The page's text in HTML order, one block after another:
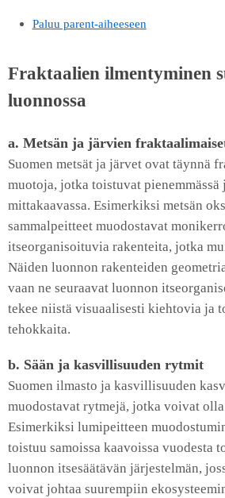
Paluu parent-aiheeseen
Fraktaalien ilmentyminen
luonnossa
a. Metsän ja järvien
Suomen metsät ja järvet ovat täynnä
muotoja, jotka toistuvat pienemmässä
mittakaavassa. Esimerkiksi metsän
sammalpeitteet muodostavat
itseorganisoituvia rakenteita, jotka
Näiden luonnon rakenteiden
vaan ne seuraavat luonnon
tekee niistä visuaalisesti kiehtovia ja
tehokkaita.
b. Sään ja kasvillisuuden rytmit
Suomen ilmasto ja kasvillisuuden
muodostavat rytmejä, jotka voivat
Esimerkiksi lumipeitteen
toistuu samoissa kaavoissa vuodesta
luonnon itsesäätävän järjestelmän,
voivat johtaa suurempiin